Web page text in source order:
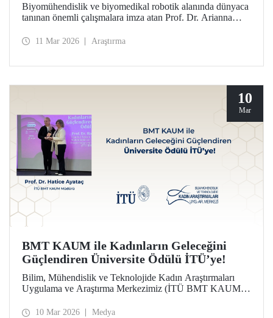
Biyomühendislik ve biyomedikal robotik alanında dünyaca
tanınan önemli çalışmalara imza atan Prof. Dr. Arianna
Rigid to Soft and Wireless Solutions” başlıklı semineriyle
11 Mar 2026 Araştırma
10
Mar
BMT KAUM ile Kadınların Geleceğini
Güçlendiren Üniversite Ödülü İTÜ’ye!
Bilim, Mühendislik ve Teknolojide Kadın Araştırmaları
Uygulama ve Araştırma Merkezimiz (İTÜ BMT KAUM)
“Kadınların Geleceğini Güçlendiren Üniversite Ödülü”ne
10 Mar 2026 Medya